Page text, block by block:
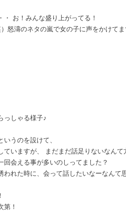
お！みんな盛り上がってる！
怒濤のネタの嵐で女の子に声をかけてま
っしゃる様子♪
うのを設けて、
いますが、 まだまだ話足りないなんて
会える事が多いのしってました？
れた時に、会って話したいなーなんて
第！